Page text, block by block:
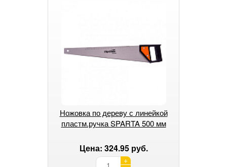
Ножовка по дереву с линейкой
пластм.ручка SPARTA 500 мм
Цена: 324.95 руб.
+